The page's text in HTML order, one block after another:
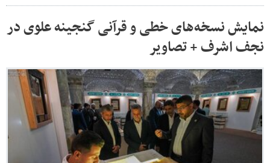
نمایش نسخه‌های خطی و قرآنی گنجینه علوی در
نجف اشرف + تصاویر